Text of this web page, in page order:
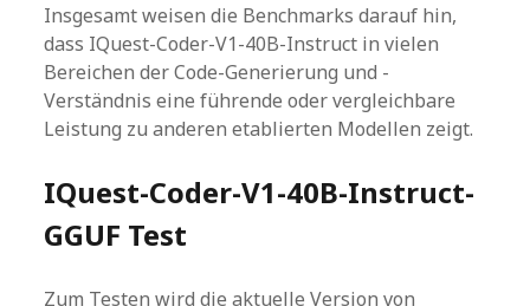
Insgesamt weisen die Benchmarks darauf hin,
dass IQuest-Coder-V1-40B-Instruct in vielen
Bereichen der Code-Generierung und -
Verständnis eine führende oder vergleichbare
Leistung zu anderen etablierten Modellen zeigt.
IQuest-Coder-V1-40B-Instruct-
GGUF Test
Zum Testen wird die aktuelle Version von